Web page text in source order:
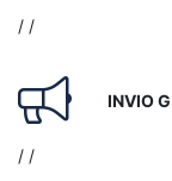
/ /
INVIO
/ /